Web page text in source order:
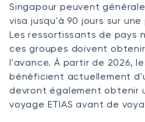
Singapour peuvent
visa jusqu'à 90 jours sur
Les ressortissants de pays
ces groupes doivent
l'avance. À partir de 2026,
bénéficient actuellement
devront également obtenir
voyage ETIAS avant de